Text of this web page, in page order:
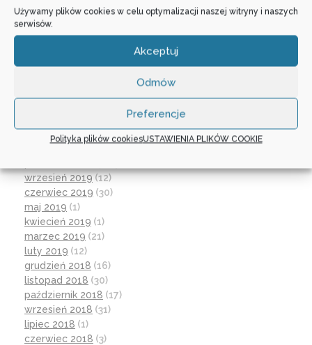
Używamy plików cookies w celu optymalizacji naszej witryny i naszych
serwisów.
Akceptuj
Odmów
Preferencje
Polityka plików cookiesUSTAWIENIA PLIKÓW COOKIE
lipiec 2021(2)
grudzień 2019(18)
wrzesień 2019(12)
czerwiec 2019 (30)
maj 2019 (1)
kwiecień 2019 (1)
marzec 2019 (21)
luty 2019 (12)
grudzień 2018 (16)
listopad 2018 (30)
październik 2018 (17)
wrzesień 2018 (31)
lipiec 2018 (1)
czerwiec 2018 (3)